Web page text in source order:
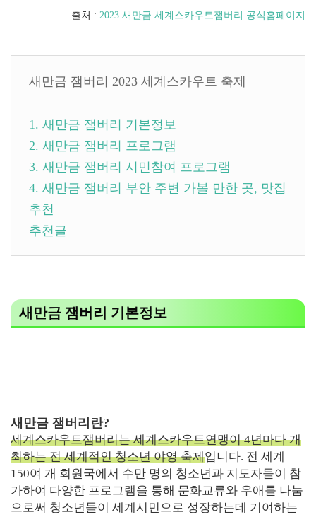
출처 : 2023 새만금 세계스카우트잼버리 공식홈페이지
새만금 잼버리 2023 세계스카우트 축제
1. 새만금 잼버리 기본정보
2. 새만금 잼버리 프로그램
3. 새만금 잼버리 시민참여 프로그램
4. 새만금 잼버리 부안 주변 가볼 만한 곳, 맛집
추천
추천글
새만금 잼버리 기본정보
새만금 잼버리란?
세계스카우트잼버리는 세계스카우트연맹이 4년마다 개
최하는 전 세계적인 청소년 야영 축제입니다. 전 세계
150여 개 회원국에서 수만 명의 청소년과 지도자들이 참
가하여 다양한 프로그램을 통해 문화교류와 우애를 나눔
으로써 청소년들이 세계시민으로 성장하는데 기여하는